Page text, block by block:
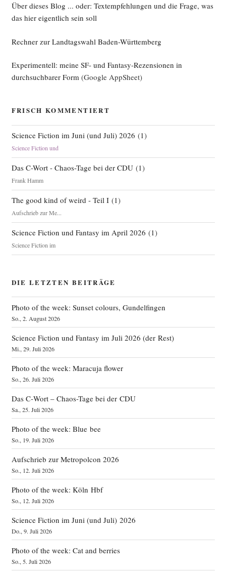
Über dieses Blog ... oder: Textempfehlungen und die Frage, was
das hier eigentlich sein soll
Rechner zur Landtagswahl Baden-Württemberg
Experimentell: meine SF- und Fantasy-Rezensionen in
durchsuchbarer Form(Google AppSheet)
FRISCH KOMMENTIERT
Science Fiction im Juni (und Juli) 2026 (1)
Science Fiction und
Das C-Wort - Chaos-Tage bei der CDU(1)
Frank Hamm
The good kind of weird - Teil I(1)
Aufschrieb zur Me...
Science Fiction und Fantasy im April 2026 (1)
Science Fiction im
DIE LETZTEN BEITRÄGE
Photo of the week: Sunset colours, Gundelfingen
So., 2. August 2026
Science Fiction und Fantasy im Juli 2026 (der Rest)
Mi., 29. Juli 2026
Photo of the week: Maracuja flower
So., 26. Juli 2026
Das C‑Wort – Chaos-Tage bei der CDU
Sa., 25. Juli 2026
Photo of the week: Blue bee
So., 19. Juli 2026
Aufschrieb zur Metropolcon 2026
So., 12. Juli 2026
Photo of the week: Köln Hbf
So., 12. Juli 2026
Science Fiction im Juni (und Juli) 2026
Do., 9. Juli 2026
Photo of the week: Cat and berries
So., 5. Juli 2026